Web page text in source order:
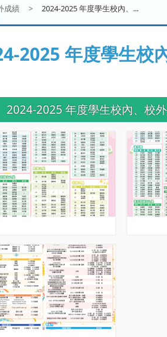
成績 > 2024-2025 年度學生校內、...
2025 年度學生校
2024-2025 年度學生校內、校